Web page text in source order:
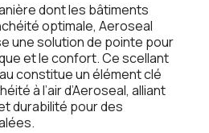
dont les bâtiments
optimale, Aeroseal
une solution de pointe pour
et le confort. Ce scellant
constitue un élément clé
à l’air d’Aeroseal, alliant
durabilité pour des